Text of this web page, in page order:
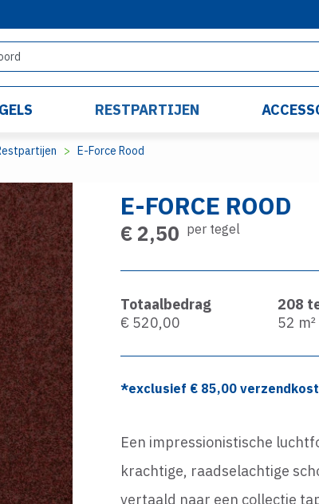
RESTPARTIJEN
E-Force Rood
E-FORCE ROOD
€ 2,50 per tegel
Totaalbedrag
€ 520,00
208
52 m²
*exclusief € 85,00
Een impressionistische
krachtige, raadselachtige
vertaald naar een collectie